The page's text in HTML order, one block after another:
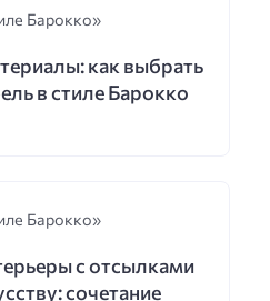
Барокко»
как выбрать
в стиле Барокко
Барокко»
с отсылками
сочетание